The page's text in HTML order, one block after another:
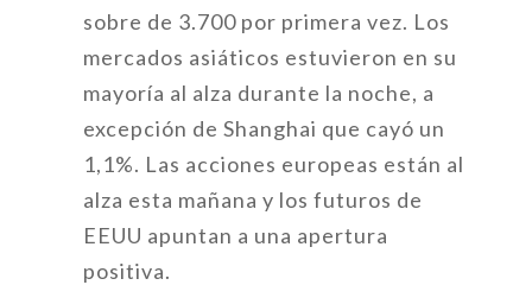
sobre de 3.700 por primera vez. Los
mercados asiáticos estuvieron en su
mayoría al alza durante la noche, a
excepción de Shanghai que cayó un
1,1%. Las acciones europeas están al
alza esta mañana y los futuros de
EEUU apuntan a una apertura
positiva.